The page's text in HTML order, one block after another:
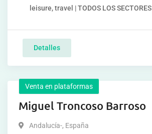
leisure, travel | TODOS LOS SECTORES
Detalles
Venta en plataformas
Miguel Troncoso Barroso
Andalucía-, España